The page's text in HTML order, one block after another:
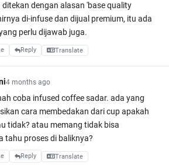
dengan alasan 'base quality
di-infuse dan dijual premium, itu ada
perlu dijawab juga.
Reply Translate
4 months ago
coba infused coffee sadar. ada yang
cara membedakan dari cup apakah
tidak? atau memang tidak bisa
tahu proses di baliknya?
Reply Translate